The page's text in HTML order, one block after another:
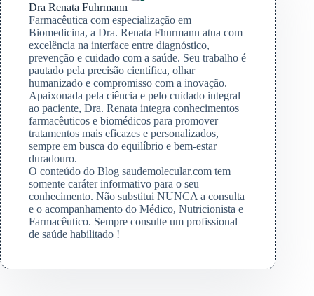
Dra Renata Fuhrmann
Farmacêutica com especialização em
Biomedicina, a Dra. Renata Fhurmann atua com
excelência na interface entre diagnóstico,
prevenção e cuidado com a saúde. Seu trabalho é
pautado pela precisão científica, olhar
humanizado e compromisso com a inovação.
Apaixonada pela ciência e pelo cuidado integral
ao paciente, Dra. Renata integra conhecimentos
farmacêuticos e biomédicos para promover
tratamentos mais eficazes e personalizados,
sempre em busca do equilíbrio e bem-estar
duradouro.
O conteúdo do Blog saudemolecular.com tem
somente caráter informativo para o seu
conhecimento. Não substitui NUNCA a consulta
e o acompanhamento do Médico, Nutricionista e
Farmacêutico. Sempre consulte um profissional
de saúde habilitado !